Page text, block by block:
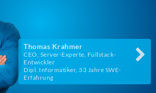
Thomas Krahmer
CEO, Server-Experte, Fullstack-
Entwickler
Dipl. Informatiker, 33 Jahre SWE-
Erfahrung